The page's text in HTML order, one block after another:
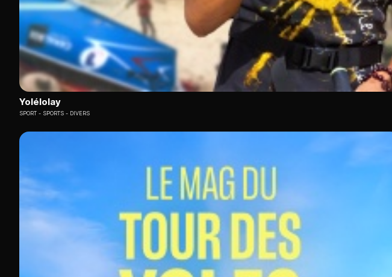
Yolélolay
SPORT SPORTS - DIVERS